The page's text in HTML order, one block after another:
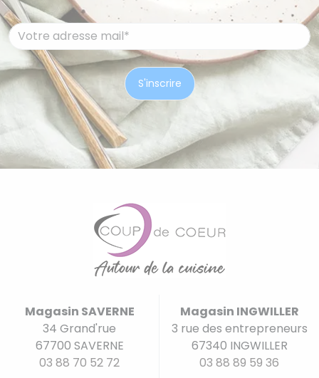
Magasin SAVERNE
34 Grand'rue
67700 SAVERNE
03 88 70 52 72
Magasin INGWILLER
3 rue des entrepreneurs
67340 INGWILLER
03 88 89 59 36